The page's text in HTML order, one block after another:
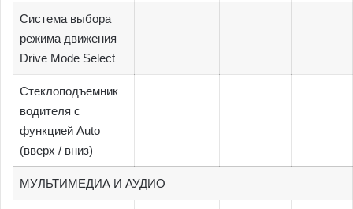
Система выбора
режима движения
Drive Mode Select
Стеклоподъемник
водителя с
функцией Auto
(вверх / вниз)
МУЛЬТИМЕДИА И АУДИО